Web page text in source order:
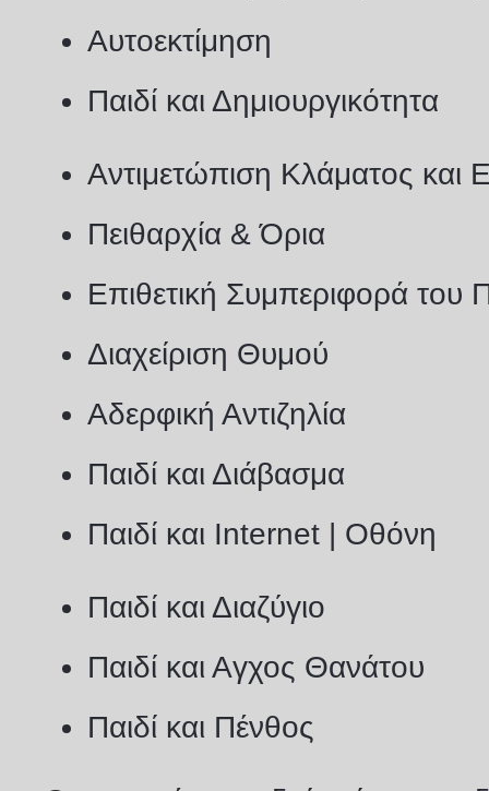
Αυτοεκτίμηση
Παιδί και Δημιουργικότητα
Αντιμετώπιση Κλάματος
Πειθαρχία & Όρια
Επιθετική Συμπεριφορά του
Διαχείριση Θυμού
Αδερφική Αντιζηλία
Παιδί και Διάβασμα
Παιδί και Internet | Οθόνη
Παιδί και Διαζύγιο
Παιδί και Αγχος Θανάτου
Παιδί και Πένθος